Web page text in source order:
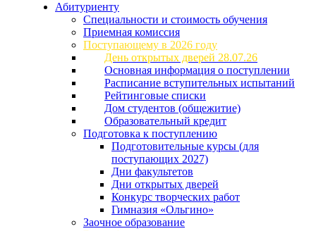
Абитуриенту
Специальности и стоимость обучения
Приемная комиссия
Поступающему в 2026 году
День открытых дверей 28.07.26
Основная информация о поступлении
Расписание вступительных испытаний
Рейтинговые списки
Дом студентов (общежитие)
Образовательный кредит
Подготовка к поступлению
Подготовительные курсы (для
поступающих 2027)
Дни факультетов
Дни открытых дверей
Конкурс творческих работ
Гимназия «Ольгино»
Заочное образование